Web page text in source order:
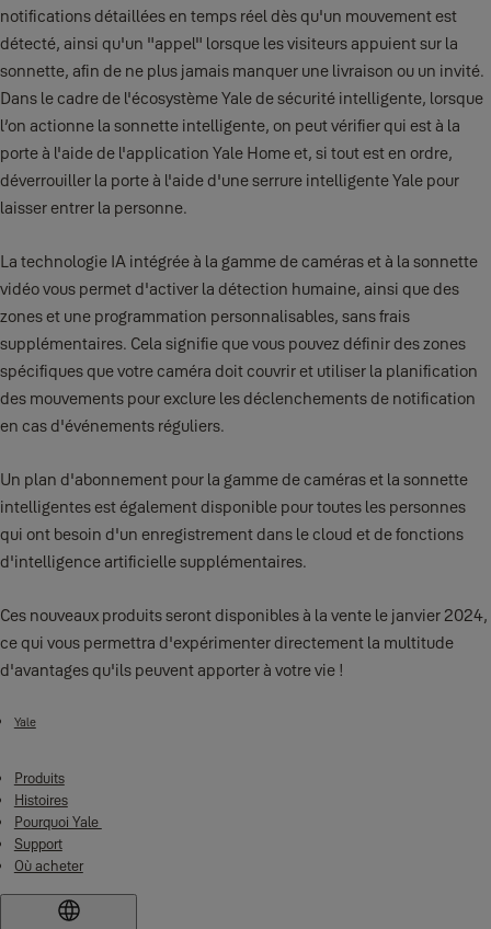
notifications détaillées en temps réel dès qu'un mouvement est
détecté, ainsi qu'un "appel" lorsque les visiteurs appuient sur la
sonnette, afin de ne plus jamais manquer une livraison ou un invité.
Dans le cadre de l'écosystème Yale de sécurité intelligente, lorsque
l’on actionne la sonnette intelligente, on peut vérifier qui est à la
porte à l'aide de l'application Yale Home et, si tout est en ordre,
déverrouiller la porte à l'aide d'une serrure intelligente Yale pour
laisser entrer la personne.
La technologie IA intégrée à la gamme de caméras et à la sonnette
vidéo vous permet d'activer la détection humaine, ainsi que des
zones et une programmation personnalisables, sans frais
supplémentaires. Cela signifie que vous pouvez définir des zones
spécifiques que votre caméra doit couvrir et utiliser la planification
des mouvements pour exclure les déclenchements de notification
en cas d'événements réguliers.
Un plan d'abonnement pour la gamme de caméras et la sonnette
intelligentes est également disponible pour toutes les personnes
qui ont besoin d'un enregistrement dans le cloud et de fonctions
d'intelligence artificielle supplémentaires.
Ces nouveaux produits seront disponibles à la vente le janvier 2024,
ce qui vous permettra d'expérimenter directement la multitude
d'avantages qu'ils peuvent apporter à votre vie !
Yale
Produits
Histoires
Pourquoi Yale
Support
Où acheter